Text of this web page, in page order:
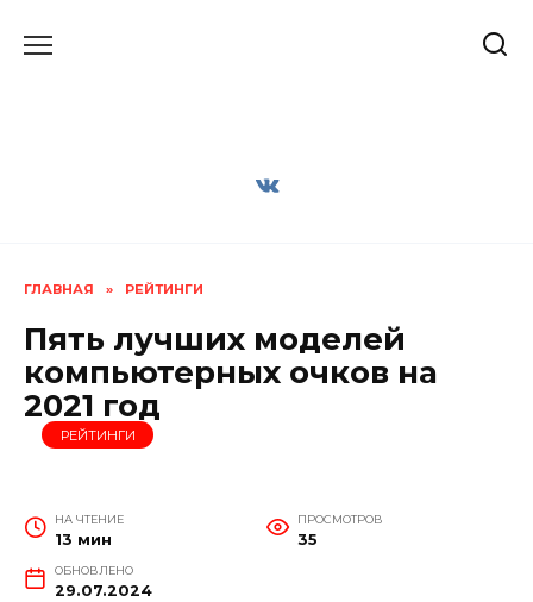
ГЛАВНАЯ » РЕЙТИНГИ
Пять лучших моделей
компьютерных очков на
2021 год
РЕЙТИНГИ
НА ЧТЕНИЕ
13 мин
ПРОСМОТРОВ
35
ОБНОВЛЕНО
29.07.2024